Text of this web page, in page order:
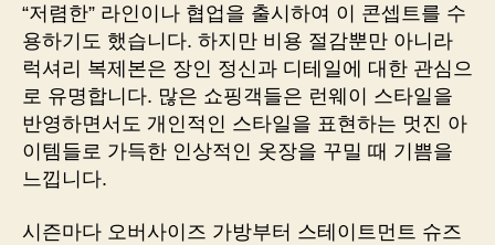
“저렴한” 라인이나 협업을 출시하여 이 콘셉트를 수
용하기도 했습니다. 하지만 비용 절감뿐만 아니라
럭셔리 복제본은 장인 정신과 디테일에 대한 관심으
로 유명합니다. 많은 쇼핑객들은 런웨이 스타일을
반영하면서도 개인적인 스타일을 표현하는 멋진 아
이템들로 가득한 인상적인 옷장을 꾸밀 때 기쁨을
느낍니다.
시즌마다 오버사이즈 가방부터 스테이트먼트 슈즈